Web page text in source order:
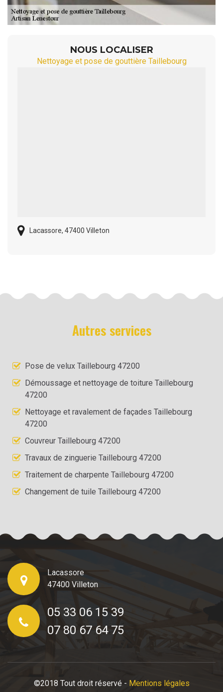
NOUS LOCALISER
Nettoyage et pose de gouttière Taillebourg
Lacassore, 47400 Villeton
Autres services
Pose de velux Taillebourg 47200
Démoussage et nettoyage de toiture Taillebourg
47200
Nettoyage et ravalement de façades Taillebourg
47200
Couvreur Taillebourg 47200
Travaux de zinguerie Taillebourg 47200
Traitement de charpente Taillebourg 47200
Changement de tuile Taillebourg 47200
Lacassore
47400 Villeton
05 33 06 15 39
07 80 67 64 75
©2018 Tout droit réservé - Mentions légales